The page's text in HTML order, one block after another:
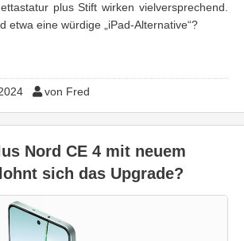
plus Stift wirken vielversprechend.
etwa eine würdige „iPad-Alternative“?
von Fred
Nord CE 4 mit neuem
sich das Upgrade?